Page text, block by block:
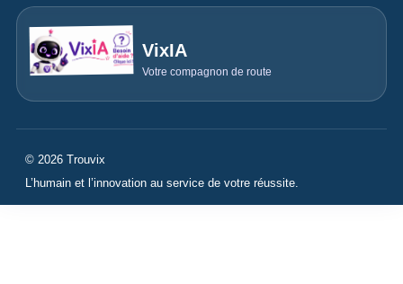
VixIA
Votre compagnon de route
© 2026 Trouvix
L’humain et l’innovation au service de votre réussite.